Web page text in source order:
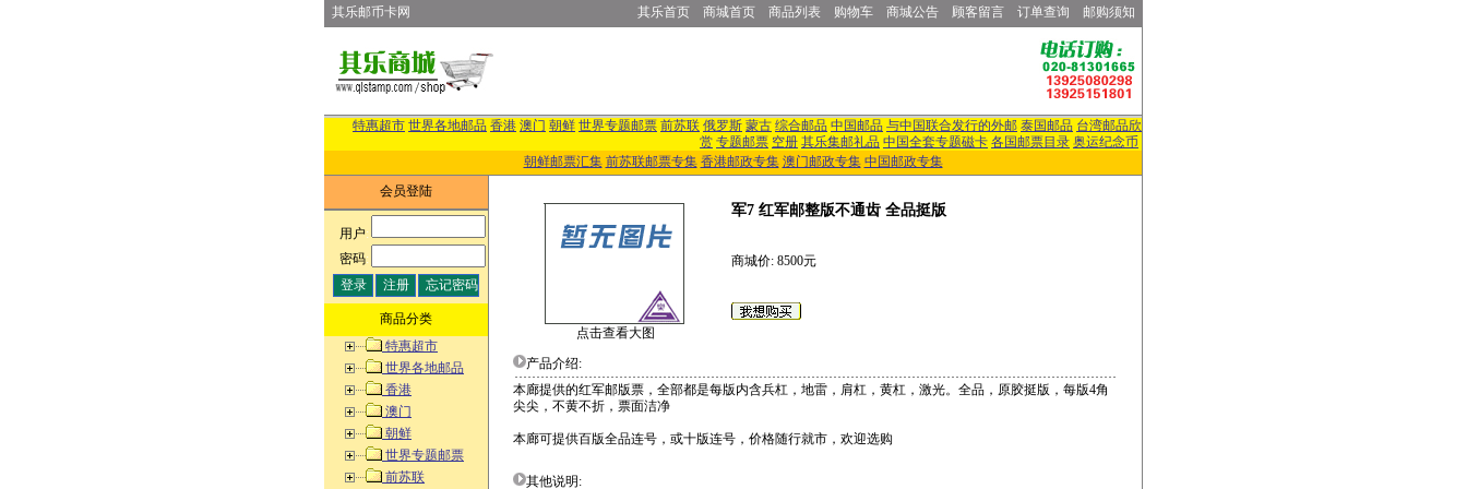
其乐邮币卡网 其乐首页 商城首页 商品列表 购物车 商城公告 顾客留言 订单查询 邮购须知
特惠超市 世界各地邮品 香港 澳门 朝鲜 世界专题邮票 前苏联 俄罗斯 蒙古 综合邮品 中国邮品 与中国联合发行的外邮 泰国邮品 台湾邮品欣
赏 专题邮票 空册 其乐集邮礼品 中国全套专题磁卡 各国邮票目录 奥运纪念币
朝鲜邮票汇集 前苏联邮票专集 香港邮政专集 澳门邮政专集 中国邮政专集
会员登陆
用户:
密码:
商品分类
特惠超市
世界各地邮品
香港
澳门
朝鲜
世界专题邮票
前苏联
点击查看大图
军7 红军邮整版不通齿 全品挺版
商城价: 8500元
产品介绍:
本廊提供的红军邮版票，全部都是每版内含兵杠，地雷，肩杠，黄杠，激光。全品，原胶挺版，每版4角
尖尖，不黄不折，票面洁净
本廊可提供百版全品连号，或十版连号，价格随行就市，欢迎选购
其他说明: